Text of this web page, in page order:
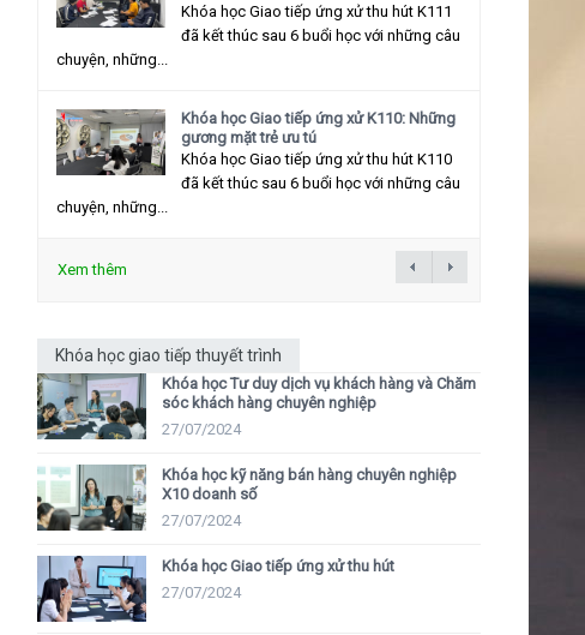
Khóa học Giao tiếp ứng xử thu hút K111
đã kết thúc sau 6 buổi học với những câu
chuyện, những...
Khóa học Giao tiếp ứng xử K110: Những
gương mặt trẻ ưu tú
Khóa học Giao tiếp ứng xử thu hút K110
đã kết thúc sau 6 buổi học với những câu
chuyện, những...
Xem thêm
Khóa học giao tiếp thuyết trình
Khóa học Tư duy dịch vụ khách hàng và Chăm
sóc khách hàng chuyên nghiệp
27/07/2024
Khóa học kỹ năng bán hàng chuyên nghiệp
X10 doanh số
27/07/2024
Khóa học Giao tiếp ứng xử thu hút
27/07/2024